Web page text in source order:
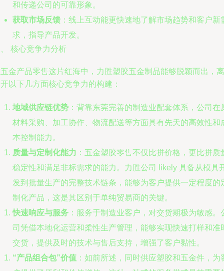
和传递公司的可靠形象。
获取市场反馈 ：线上互动能更快速地了解市场趋势和客户新
求，指导产品开发。
核心竞争力分析
金产品零售这片红海中，力胜塑胶五金制品能够脱颖而出，离
以下几方面核心竞争力的构建：
地域供应链优势 ：背靠东莞完善的制造业配套体系，公司在
材料采购、加工协作、物流配送等方面具有先天的高效性和
本控制能力。
质量与定制化能力 ：五金塑胶零售不仅比拼价格，更比拼质
稳定性和满足非标需求的能力。力胜公司 likely 具备从模具
发到批量生产的完整技术链条，能够为客户提供一定程度的
制化产品，这是其区别于单纯贸易商的关键。
快速响应与服务 ：服务于制造业客户，对交货期极为敏感。
司凭借本地化运营和柔性生产管理，能够实现快速打样和准
交货，提供及时的技术与售后支持，增强了客户黏性。
“产品组合包”价值 ：如前所述，同时供应塑胶和五金件，为